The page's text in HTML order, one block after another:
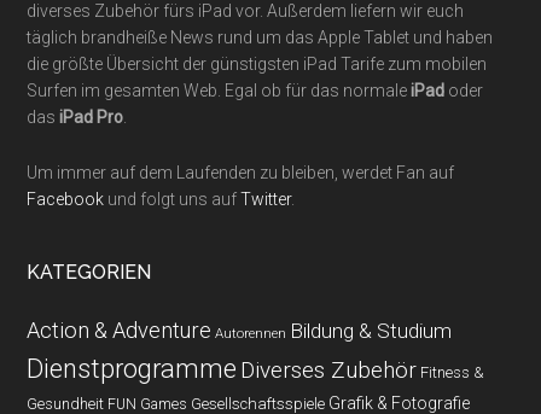
diverses Zubehör fürs iPad vor. Außerdem liefern wir euch
täglich brandheiße News rund um das Apple Tablet und haben
die größte Übersicht der günstigsten iPad Tarife zum mobilen
Surfen im gesamten Web. Egal ob für das normaleiPad oder
dasiPad Pro
Um immer auf dem Laufenden zu bleiben, werdet Fan auf
Facebook und folgt uns aufTwitter.
KATEGORIEN
Action & Adventure Autorennen Bildung & Studium
Dienstprogramme Diverses Zubehör Fitness &
Gesundheit FUN Games Gesellschaftsspiele Grafik & Fotografie